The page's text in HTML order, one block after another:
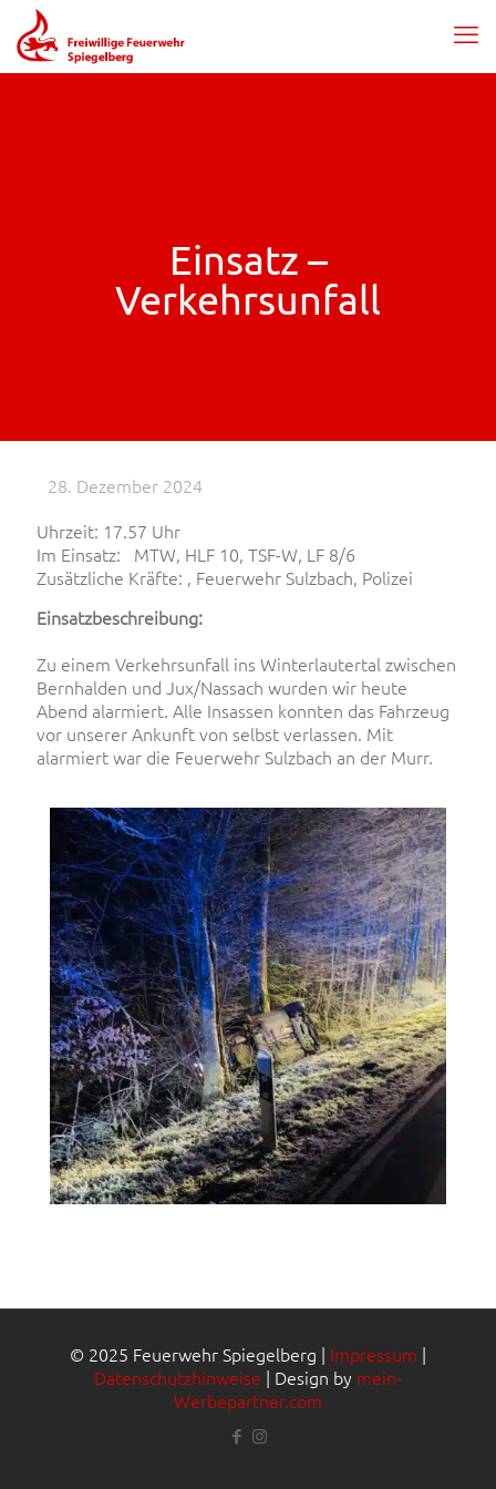
Einsatz –
Verkehrsunfall
28. Dezember 2024
Uhrzeit: 17.57 Uhr
Im Einsatz: MTW, HLF 10, TSF-W, LF 8/6
Zusätzliche Kräfte: , Feuerwehr Sulzbach, Polizei
Einsatzbeschreibung:
Zu einem Verkehrsunfall ins Winterlautertal zwischen
Bernhalden und Jux/Nassach wurden wir heute
Abend alarmiert. Alle Insassen konnten das Fahrzeug
vor unserer Ankunft von selbst verlassen. Mit
alarmiert war die Feuerwehr Sulzbach an der Murr.
© 2025 Feuerwehr Spiegelberg | Impressum |
Datenschutzhinweise | Design by mein-
Werbepartner.com